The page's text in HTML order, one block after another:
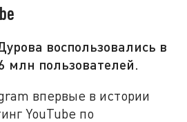
воспользовались в
млн пользователей.
впервые в истории
YouTube по